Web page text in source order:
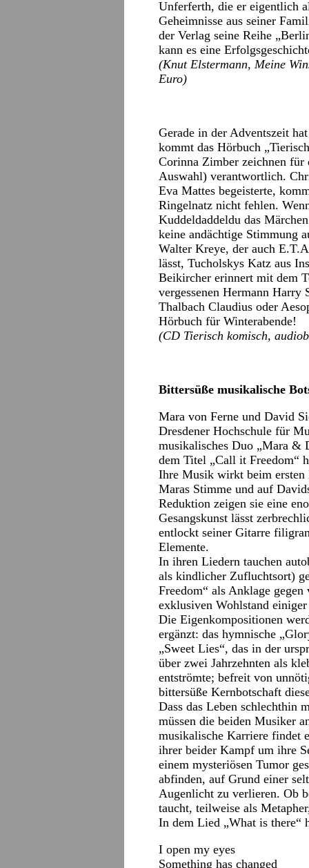
Unferferth, die er eigentlich
Geheimnisse aus seiner
der Verlag seine Reihe
kann es eine
(Knut Elstermann, Meine
Euro)
Gerade in der Adventszeit
kommt das Hörbuch
Corinna Zimber zeichnen
Auswahl) verantwortlich.
Eva Mattes begeisterte,
Ringelnatz nicht fehlen.
Kuddeldaddeldu das
keine andächtige Stimmung
Walter Kreye, der auch
lässt, Tucholskys Katz aus
Beikircher erinnert mit dem
vergessenen Hermann
Thalbach Claudius oder
Hörbuch für Winterabende!
(CD Tierisch komisch,
Bittersüße musikalische
Mara von Ferne und David
Dresdener Hochschule für
musikalisches Duo „Mara &
dem Titel „Call it Freedom“
Ihre Musik wirkt beim ersten
Maras Stimme und auf
Reduktion zeigen sie eine
Gesangskunst lässt
entlockt seiner Gitarre
Elemente.
In ihren Liedern tauchen
als kindlicher Zufluchtsort)
Freedom“ als Anklage
exklusiven Wohlstand
Die Eigenkompositionen
ergänzt: das hymnische
„Sweet Lies“, das in der
über zwei Jahrzehnten als
entströmte; befreit von
bittersüße Kernbotschaft
Dass das Leben schlechthin
müssen die beiden Musiker
musikalische Karriere findet
ihrer beider Kampf um ihre
einem mysteriösen Tumor
abfinden, auf Grund einer
Augenlicht zu verlieren. Ob
taucht, teilweise als
In dem Lied „What is there“
I open my eyes
Something has changed